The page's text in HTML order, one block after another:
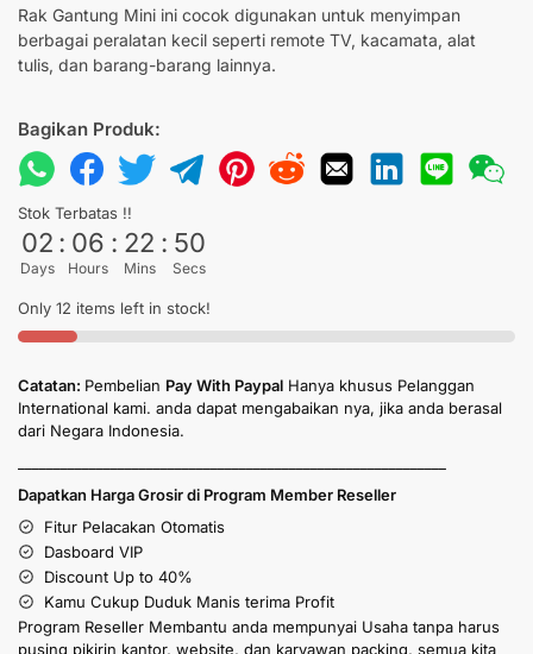
Rak Gantung Mini ini cocok digunakan untuk menyimpan
berbagai peralatan kecil seperti remote TV, kacamata, alat
tulis, dan barang-barang lainnya.
Bagikan Produk:
Stok Terbatas !!
02
Days
: 06
Hours
: 22
Mins
: 50
Secs
Only 12 items left in stock!
Catatan: Pembelian Pay With Paypal Hanya khusus Pelanggan
International kami. anda dapat mengabaikan nya, jika anda berasal
dari Negara Indonesia.
Dapatkan Harga Grosir di Program Member Reseller
Fitur Pelacakan Otomatis
Dasboard VIP
Discount Up to 40%
Kamu Cukup Duduk Manis terima Profit
Program Reseller Membantu anda mempunyai Usaha tanpa harus
pusing pikirin kantor, website, dan karyawan packing, semua kita